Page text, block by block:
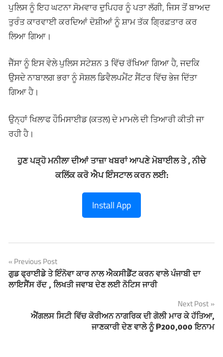
ਪੁਲਿਸ ਨੂੰ ਇਹ ਘਟਨਾ ਸੋਮਵਾਰ ਦੁਪਿਹਰ ਨੂੰ ਪਤਾ ਲੱਗੀ, ਜਿਸ ਤੋਂ ਬਾਅਦ
ਤੁਰੰਤ ਕਾਰਵਾਈ ਕਰਦਿਆਂ ਦੋਸ਼ੀਆਂ ਨੂੰ ਸ਼ਾਮ ਤੱਕ ਗ੍ਰਿਫ਼ਤਾਰ ਕਰ
ਲਿਆ ਗਿਆ।
ਜੈੱਸਾ ਨੂੰ ਇਸ ਵੇਲੇ ਪੁਲਿਸ ਸਟੇਸ਼ਨ 3 ਵਿੱਚ ਰੱਖਿਆ ਗਿਆ ਹੈ, ਜਦਕਿ
ਉਸਦੇ ਨਾਬਾਲਗ ਭਰਾ ਨੂੰ ਸੋਸ਼ਲ ਡਿਵੈਲਪਮੈਂਟ ਸੈਂਟਰ ਵਿੱਚ ਭੇਜ ਦਿੱਤਾ
ਗਿਆ ਹੈ।
ਉਨ੍ਹਾਂ ਖਿਲਾਫ ਹੌਮਿਸਾਈਡ (ਕਤਲ) ਦੇ ਮਾਮਲੇ ਦੀ ਤਿਆਰੀ ਕੀਤੀ ਜਾ
ਰਹੀ ਹੈ।
ਹੁਣ ਪੜ੍ਹੋ ਮਨੀਲਾ ਦੀਆਂ ਤਾਜ਼ਾ ਖਬਰਾਂ ਆਪਣੇ ਮੋਬਾਈਲ ਤੇ , ਨੀਚੇ
ਕਲਿੱਕ ਕਰੋ ਐਪ ਇੰਸਟਾਲ ਕਰਨ ਲਈ:
Install App
Post
navigation
Previous Post
ਗੁਡ ਫ੍ਰਾਈਡੇ ਤੇ ਇੰਨੋਵਾ ਕਾਰ ਨਾਲ ਐਕਸੀਡੈਂਟ ਕਰਨ ਵਾਲੇ ਪੰਜਾਬੀ ਦਾ
ਲਾਇਸੈਂਸ ਰੱਦ , ਲਿਖਤੀ ਜਵਾਬ ਦੇਣ ਲਈ ਨੋਟਿਸ ਜਾਰੀ
Next Post
ਐਂਗਲਸ ਸਿਟੀ ਵਿੱਚ ਕੋਰੀਅਨ ਨਾਗਰਿਕ ਦੀ ਗੋਲੀ ਮਾਰ ਕੇ ਹੱਤਿਆ,
ਜਾਣਕਾਰੀ ਦੇਣ ਵਾਲੇ ਨੂੰ ₱200,000 ਇਨਾਮ